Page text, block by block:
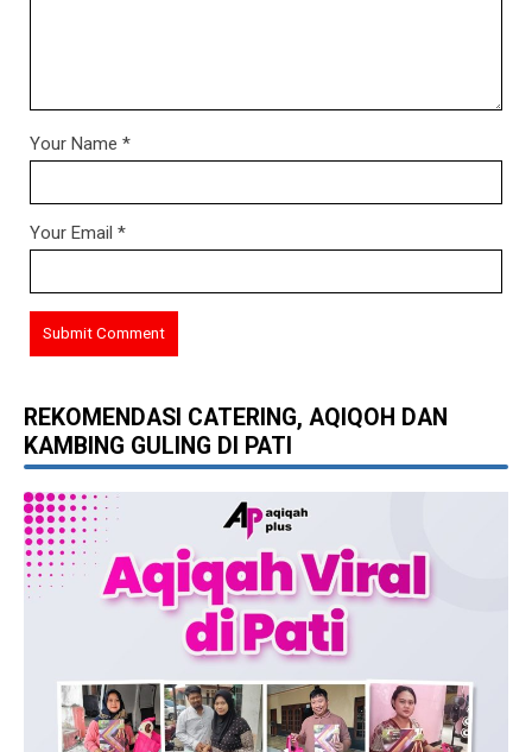
Your Name *
Your Email *
REKOMENDASI CATERING, AQIQOH DAN
KAMBING GULING DI PATI